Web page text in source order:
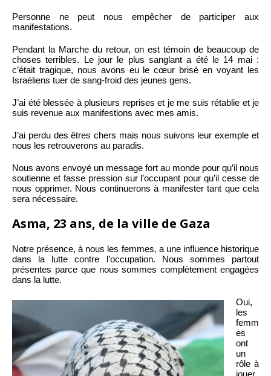
Personne ne peut nous empêcher de participer aux
manifestations.
Pendant la Marche du retour, on est témoin de beaucoup de
choses terribles. Le jour le plus sanglant a été le 14 mai :
c’était tragique, nous avons eu le cœur brisé en voyant les
Israéliens tuer de sang-froid des jeunes gens.
J’ai été blessée à plusieurs reprises et je me suis rétablie et je
suis revenue aux manifestions avec mes amis.
J’ai perdu des êtres chers mais nous suivons leur exemple et
nous les retrouverons au paradis.
Nous avons envoyé un message fort au monde pour qu’il nous
soutienne et fasse pression sur l’occupant pour qu’il cesse de
nous opprimer. Nous continuerons à manifester tant que cela
sera nécessaire.
Asma, 23 ans, de la ville de Gaza
Notre présence, à nous les femmes, a une influence historique
dans la lutte contre l’occupation. Nous sommes partout
présentes parce que nous sommes complètement engagées
dans la lutte.
Oui,
les
femm
es
ont
un
rôle à
jouer